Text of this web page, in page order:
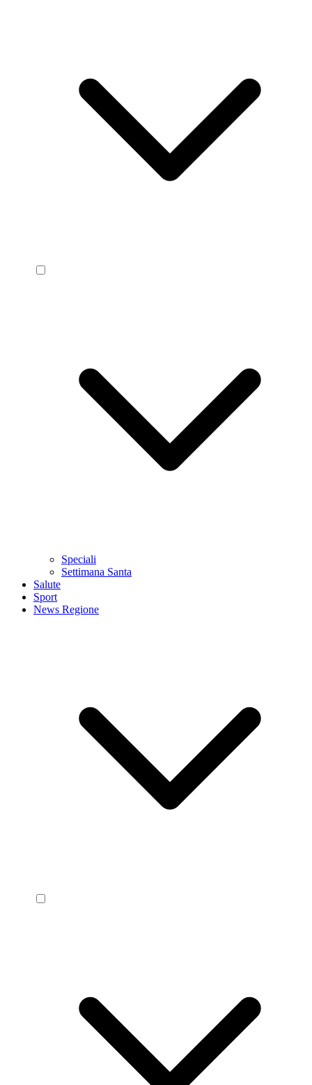
Speciali
Settimana Santa
Salute
Sport
News Regione